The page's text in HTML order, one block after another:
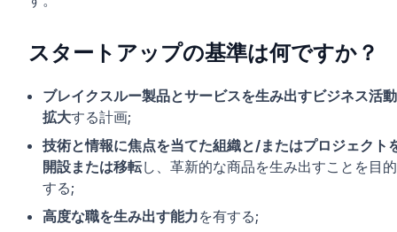
スタートアップの基準は何ですか？
ブレイクスルー製品とサービスを生み出すビジネス活
拡大する計画;
技術と情報に焦点を当てた組織と/またはプロジェクト
開設または移転し、革新的な商品を生み出すことを目
する;
高度な職を生み出す能力を有する;